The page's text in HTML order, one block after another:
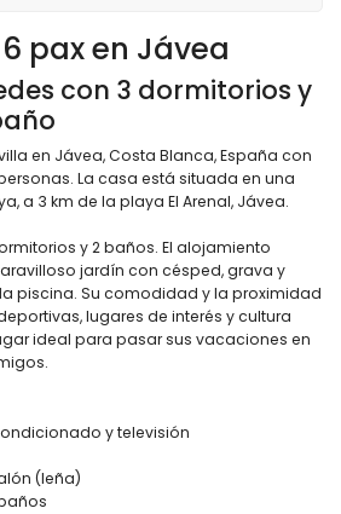
pax en Jávea
con 3 dormitorios y
en Jávea, Costa Blanca, España con
La casa está situada en una
a 3 km de la playa El Arenal, Jávea.
y 2 baños. El alojamiento
jardín con césped, grava y
piscina. Su comodidad y la proximidad
lugares de interés y cultura
ideal para pasar sus vacaciones en
y televisión
(leña)